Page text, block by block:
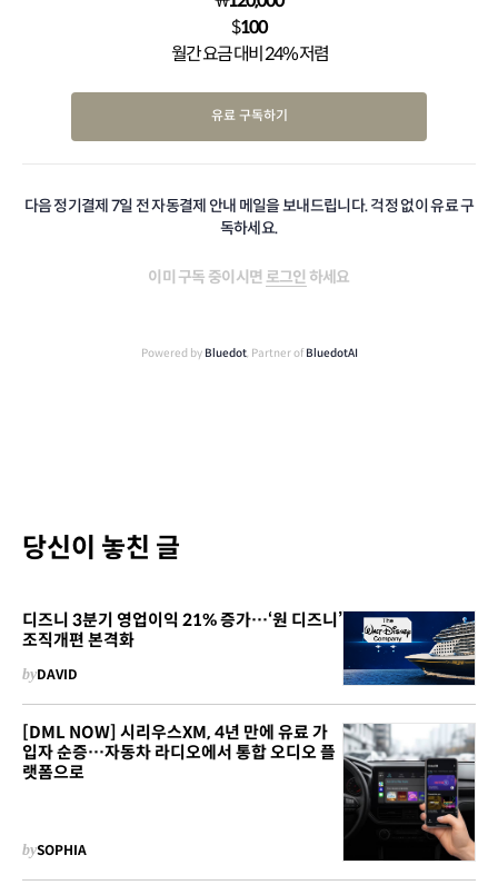
$100
월간 요금 대비 24% 저렴
유료 구독하기
다음 정기결제 7일 전 자동결제 안내 메일을 보내드립니다. 걱정 없이 유료 구
독하세요.
이미 구독 중이시면 로그인 하세요
Powered by Bluedot, Partner of BluedotAI
당신이 놓친 글
디즈니 3분기 영업이익 21% 증가…‘원 디즈니’
조직개편 본격화
byDAVID
[DML NOW] 시리우스XM, 4년 만에 유료 가
입자 순증…자동차 라디오에서 통합 오디오 플
랫폼으로
bySOPHIA